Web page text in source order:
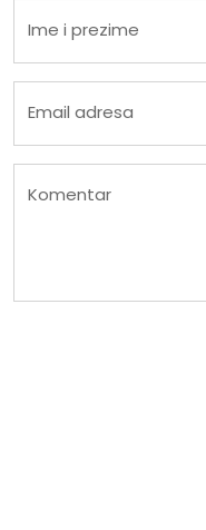
Ime i prezime
Email adresa
Komentar